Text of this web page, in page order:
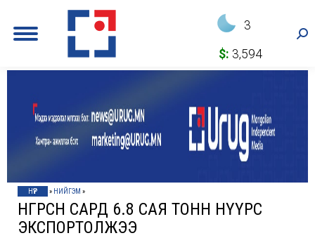
3
$: 3,594
НҮҮР » НИЙГЭМ »
ӨНГӨРСӨН САРД 6.8 САЯ ТОНН НҮҮРС
ЭКСПОРТОЛЖЭЭ